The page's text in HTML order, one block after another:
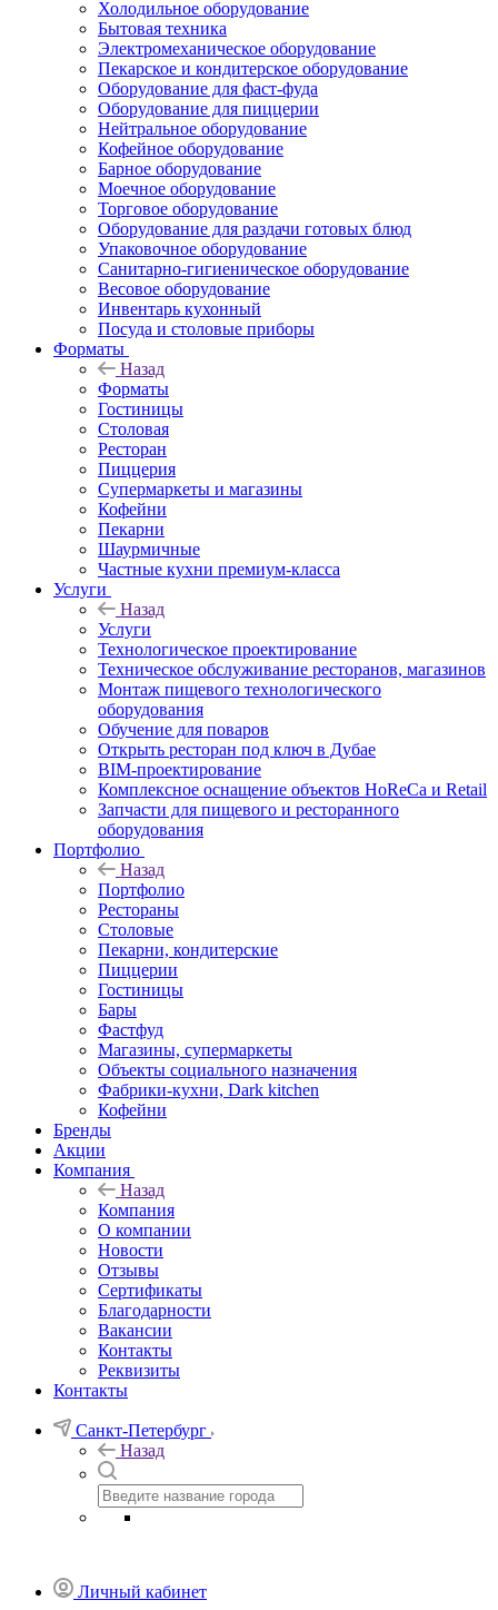
Холодильное оборудование
Бытовая техника
Электромеханическое оборудование
Пекарское и кондитерское оборудование
Оборудование для фаст-фуда
Оборудование для пиццерии
Нейтральное оборудование
Кофейное оборудование
Барное оборудование
Моечное оборудование
Торговое оборудование
Оборудование для раздачи готовых блюд
Упаковочное оборудование
Санитарно-гигиеническое оборудование
Весовое оборудование
Инвентарь кухонный
Посуда и столовые приборы
Форматы
Назад
Форматы
Гостиницы
Столовая
Ресторан
Пиццерия
Супермаркеты и магазины
Кофейни
Пекарни
Шаурмичные
Частные кухни премиум-класса
Услуги
Назад
Услуги
Технологическое проектирование
Техническое обслуживание ресторанов, магазинов
Монтаж пищевого технологического
оборудования
Обучение для поваров
Открыть ресторан под ключ в Дубае
BIM-проектирование
Комплексное оснащение объектов HoReCa и Retail
Запчасти для пищевого и ресторанного
оборудования
Портфолио
Назад
Портфолио
Рестораны
Столовые
Пекарни, кондитерские
Пиццерии
Гостиницы
Бары
Фастфуд
Магазины, супермаркеты
Объекты социального назначения
Фабрики-кухни, Dark kitchen
Кофейни
Бренды
Акции
Компания
Назад
Компания
О компании
Новости
Отзывы
Сертификаты
Благодарности
Вакансии
Контакты
Реквизиты
Контакты
Санкт-Петербург
Назад
Личный кабинет